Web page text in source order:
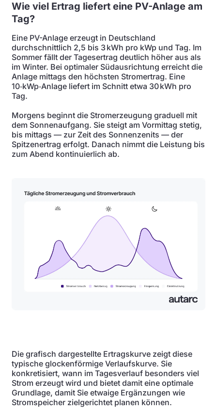
Wie viel Ertrag liefert eine PV-Anlage am
Tag?
Eine PV-Anlage erzeugt in Deutschland
durchschnittlich 2,5 bis 3 kWh pro kWp und Tag. Im
Sommer fällt der Tagesertrag deutlich höher aus als
im Winter. Bei optimaler Südausrichtung erreicht die
Anlage mittags den höchsten Stromertrag. Eine
10‑kWp‑Anlage liefert im Schnitt etwa 30 kWh pro
Tag.
Morgens beginnt die Stromerzeugung graduell mit
dem Sonnenaufgang. Sie steigt am Vormittag stetig,
bis mittags — zur Zeit des Sonnenzenits — der
Spitzenertrag erfolgt. Danach nimmt die Leistung bis
zum Abend kontinuierlich ab.
Die grafisch dargestellte Ertragskurve zeigt diese
typische glockenförmige Verlaufskurve. Sie
konkretisiert, wann im Tagesverlauf besonders viel
Strom erzeugt wird und bietet damit eine optimale
Grundlage, damit Sie etwaige Ergänzungen wie
Stromspeicher zielgerichtet planen können.